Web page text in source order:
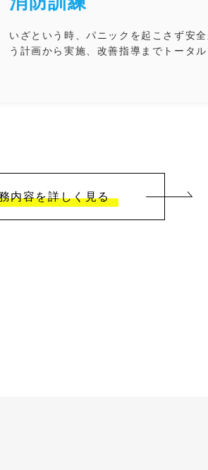
いざという時、パニックを起こさず安
う計画から実施、改善指導までトータ
内容を詳しく見る